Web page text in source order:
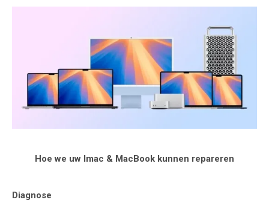
Hoe we uw Imac & MacBook kunnen repareren
Diagnose